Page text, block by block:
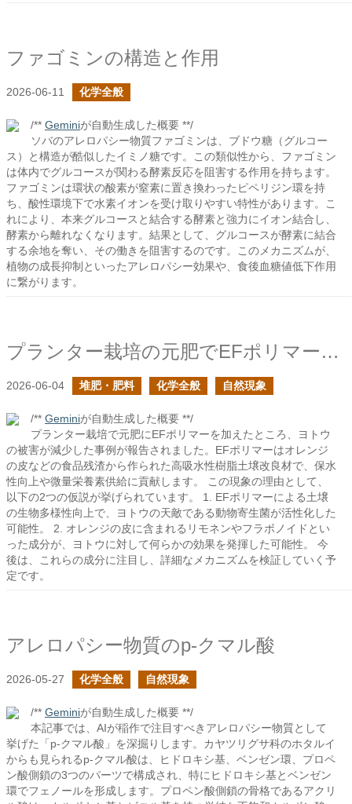
ファゴミンの構造と作用
2026-06-11 化学全般
/** Geminiが自動生成した概要 **/
ソバのアレロパシー物質ファゴミンは、ブドウ糖（グルコー
ス）と構造が酷似したイミノ糖です。この類似性から、ファゴミン
は体内でグルコースが関わる酵素反応を阻害する作用を持ちます。
ファゴミンは環状の酸素が窒素に置き換わったピペリジン環を持
ち、酸性環境下で水素イオンを受け取りやすい特性があります。こ
れにより、本来グルコースと結合する酵素と強力にイオン結合し、
酵素から離れなくなります。結果として、グルコースが酵素に結合
する余地を奪い、その働きを阻害するのです。このメカニズムが、
植物の成長抑制といったアレロパシー効果や、食後血糖値低下作用
に繋がります。
プランター栽培の元肥でEFポリマーを加えたらヨトウの被害が減ったのは何故？
2026-06-04 堆肥・肥料 化学全般 自然現象
/** Geminiが自動生成した概要 **/
プランター栽培で元肥にEFポリマーを加えたところ、ヨトウ
の被害が減少した事例が報告されました。EFポリマーはオレンジ
の皮などの食品残渣から作られた高吸水性樹脂土壌改良材で、保水
性向上や微量栄養素供給に貢献します。 この現象の理由として、
以下の2つの仮説が挙げられています。 1. EFポリマーによる土壌
の生物多様性向上で、ヨトウの天敵である動物寄生菌が活性化した
可能性。 2. オレンジの皮に含まれるリモネンやフラボノイドとい
った成分が、ヨトウに対して何らかの効果を発揮した可能性。 今
後は、これらの成分に注目し、詳細なメカニズムを検証していく予
定です。
アレロパシー物質のp-クマル酸
2026-05-27 化学全般 自然現象
/** Geminiが自動生成した概要 **/
本記事では、AIが稲作で注目すべきアレロパシー物質として
挙げた「p-クマル酸」を深掘りします。カヤツリグサ科のホタルイ
からも見られるp-クマル酸は、ヒドロキシ基、ベンゼン環、プロペ
ン酸側鎖の3つのパーツで構成され、特にヒドロキシ基とベンゼン
環でフェノールを形成します。プロペン酸側鎖の骨格であるアクリ